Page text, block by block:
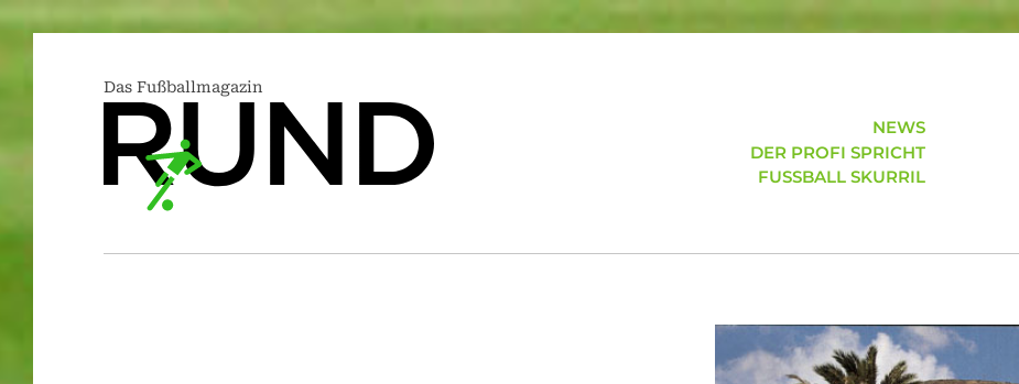
Das Fußballmagazin
NEWS
DER PROFI SPRICHT
FUSSBALL SKURRIL